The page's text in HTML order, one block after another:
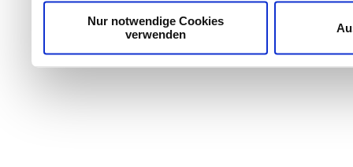
Dienste gesammelt haben.
Nur notwendige Cookies
verwenden